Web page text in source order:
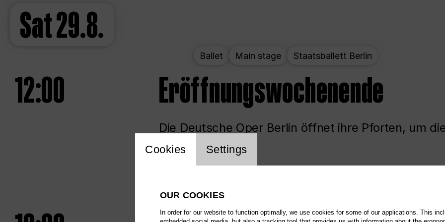
Sat29.8.
Ballet Main stage Staatsballett Berlin
12:00 Eröffnungswochenende
Die Deutsche Oper Berlin öffnet ihre Pforten, um
Unlimited
Website cookie setting
Cookies Settings
OUR COOKIES
In order for our website to function optimally, we use cookies for some of our applications. This